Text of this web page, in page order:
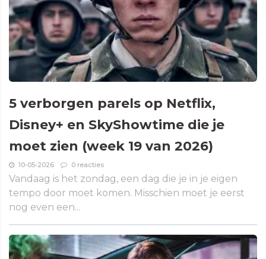
5 verborgen parels op Netflix,
Disney+ en SkyShowtime die je
moet zien (week 19 van 2026)
10-05-2026 0 reacties
Vandaag is het zondag, een dag die je in je eigen
tempo door moet komen. Misschien moet je eerst
nog even een...